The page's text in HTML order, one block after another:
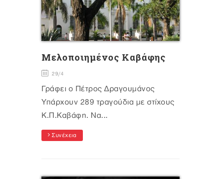
Μελοποιημένος Καβάφης
29/4
Γράφει ο Πέτρος Δραγουμάνος
Υπάρχουν 289 τραγούδια με στίχους
Κ.Π.Καβάφη. Να...
Συνέχεια